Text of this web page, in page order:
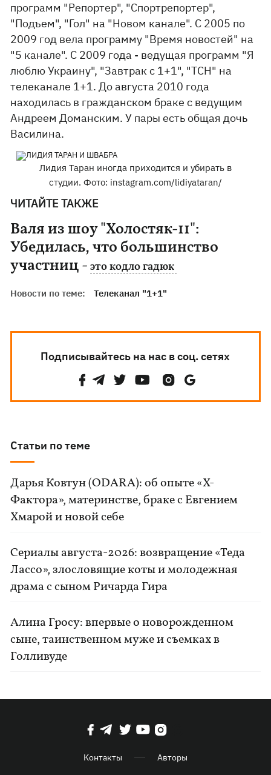
программ "Репортер", "Спортрепортер",
"Подъем", "Гол" на "Новом канале". С 2005 по
2009 год вела программу "Время новостей" на
"5 канале". С 2009 года - ведущая программ "Я
люблю Украину", "Завтрак с 1+1", "ТСН" на
телеканале 1+1. До августа 2010 года
находилась в гражданском браке с ведущим
Андреем Доманским. У пары есть общая дочь
Василина.
Лидия Таран иногда приходится и убирать в
студии. Фото: instagram.com/lidiyataran/
ЧИТАЙТЕ ТАКЖЕ
Валя из шоу "Холостяк-11":
Убедилась, что большинство
участниц -это кодло гадюк
Новости по теме: Телеканал "1+1"
Подписывайтесь на нас в соц. сетях
Статьи по теме
Дарья Ковтун (ODARA): об опыте «Х-
Фактора», материнстве, браке с Евгением
Хмарой и новой себе
Сериалы августа-2026: возвращение «Теда
Лассо», злословящие коты и молодежная
драма с сыном Ричарда Гира
Алина Гросу: впервые о новорожденном
сыне, таинственном муже и съемках в
Голливуде
Контакты Авторы